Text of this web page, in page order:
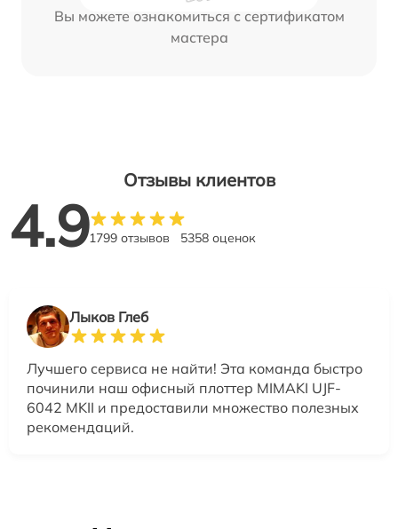
Вы можете ознакомиться с сертификатом
мастера
Отзывы клиентов
4.91799 отзывов 5358 оценок
Лыков Глеб
Лучшего сервиса не найти! Эта команда быстро
починили наш офисный плоттер MIMAKI UJF-
6042 MKII и предоставили множество полезных
рекомендаций.